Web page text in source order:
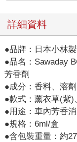
詳細資料
●品牌：日本小林
●品名：Sawaday
芳香劑
●成分：香料、溶劑
●款式：薰衣草(紫)
●用途：車內芳香消
●規格：6ml/盒
●含包裝重量：約